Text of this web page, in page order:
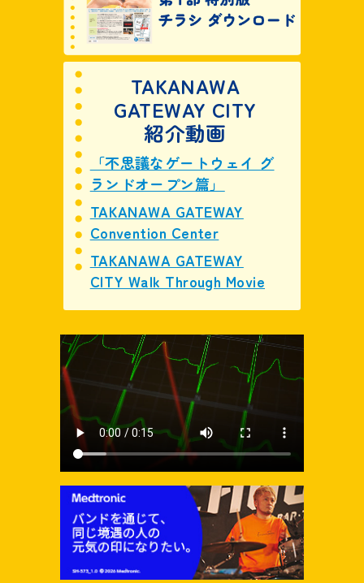
TAKANAWA
GATEWAY CITY
紹介動画
「不思議なゲートウェイ グ
ランドオープン篇」
TAKANAWA GATEWAY
Convention Center
TAKANAWA GATEWAY
CITY Walk Through Movie